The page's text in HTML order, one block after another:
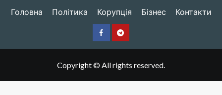
Головна Політика Корупція Бізнес Контакти
FacebookTelegram
Copyright © All rights reserved.